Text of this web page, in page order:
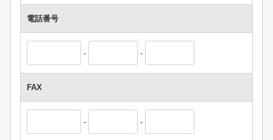
電話番号
- -
FAX
- -